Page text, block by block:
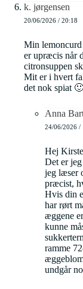
k. jørgensen
20/06/2026 / 20:18
Min lemoncurd
er upræcis når
citronsuppen
Mit er i hvert
det nok spiat 🙂
Anna
24/06/2026 /
Hej
Det er
jeg læser
præcist,
Hvis din
har rørt
æggene
kunne
ramme
undgår